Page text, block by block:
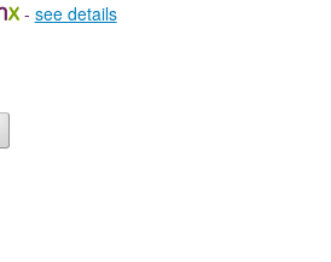
- see details